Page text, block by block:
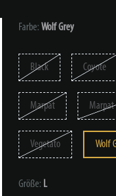
Farbe: Wolf Grey
Black Coyote
Marpat Marpat
Vegetato Wolf
Größe: L